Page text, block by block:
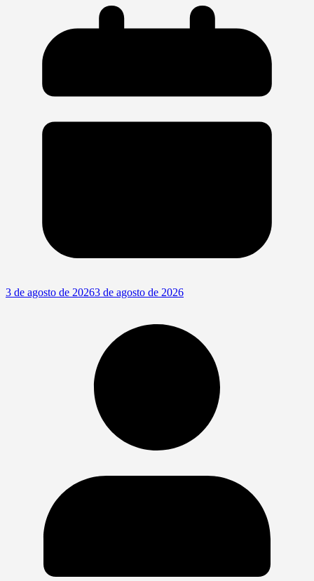
3 de agosto de 20263 de agosto de 2026